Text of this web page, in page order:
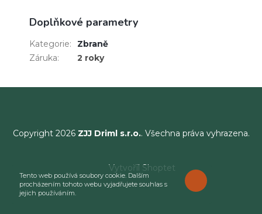
Tento web používá soubory cookie. Dalším
procházením tohoto webu vyjadřujete souhlas s
jejich používáním.
ROZUMÍM
Doplňkové parametry
Kategorie:
Zbraně
Záruka: 2 roky
Copyright 2026 ZJJ Driml s.r.o.. Všechna práva vyhrazena.
Vytvořil Shoptet